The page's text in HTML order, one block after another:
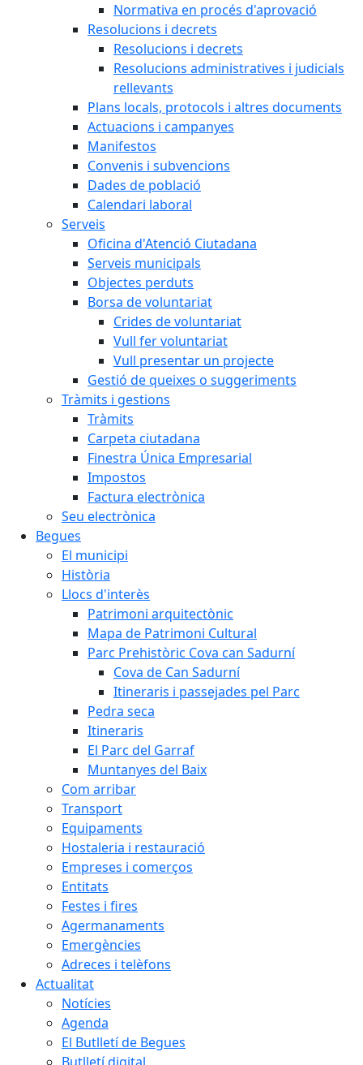
Normativa en procés d'aprovació
Resolucions i decrets
Resolucions i decrets
Resolucions administratives i judicials
rellevants
Plans locals, protocols i altres documents
Actuacions i campanyes
Manifestos
Convenis i subvencions
Dades de població
Calendari laboral
Serveis
Oficina d'Atenció Ciutadana
Serveis municipals
Objectes perduts
Borsa de voluntariat
Crides de voluntariat
Vull fer voluntariat
Vull presentar un projecte
Gestió de queixes o suggeriments
Tràmits i gestions
Tràmits
Carpeta ciutadana
Finestra Única Empresarial
Impostos
Factura electrònica
Seu electrònica
Begues
El municipi
Història
Llocs d'interès
Patrimoni arquitectònic
Mapa de Patrimoni Cultural
Parc Prehistòric Cova can Sadurní
Cova de Can Sadurní
Itineraris i passejades pel Parc
Pedra seca
Itineraris
El Parc del Garraf
Muntanyes del Baix
Com arribar
Transport
Equipaments
Hostaleria i restauració
Empreses i comerços
Entitats
Festes i fires
Agermanaments
Emergències
Adreces i telèfons
Actualitat
Notícies
Agenda
El Butlletí de Begues